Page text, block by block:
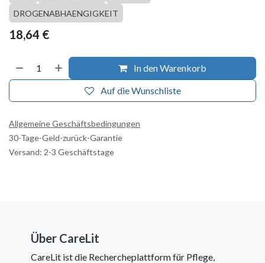
DROGENABHAENGIGKEIT
18,64 €
In den Warenkorb
Auf die Wunschliste
Allgemeine Geschäftsbedingungen
30-Tage-Geld-zurück-Garantie
Versand: 2-3 Geschäftstage
Über CareLit
CareLit ist die Rechercheplattform für Pflege,